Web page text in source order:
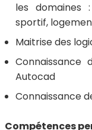
les domaines
sportif,
Maitrise des
Autocad
Connaissance
Compétences